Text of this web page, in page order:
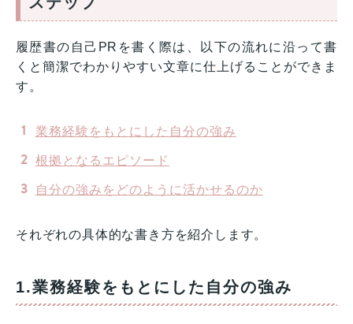
履歴書の自己PRを書く際は、以下の流れに沿って書
くと簡潔でわかりやすい文章に仕上げることができま
す。
業務経験をもとにした自分の強み
根拠となるエピソード
自分の強みをどのように活かせるのか
それぞれの具体的な書き方を紹介します。
1.業務経験をもとにした自分の強み